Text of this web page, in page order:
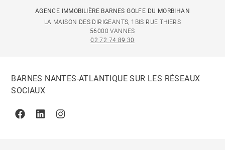
AGENCE IMMOBILIÈRE BARNES GOLFE DU MORBIHAN
LA MAISON DES DIRIGEANTS, 1BIS RUE THIERS
56000 VANNES
02 72 74 89 30
BARNES NANTES-ATLANTIQUE SUR LES RÉSEAUX
SOCIAUX
FacebookLinkedinInstagram